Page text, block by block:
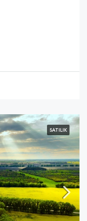
SATILIK